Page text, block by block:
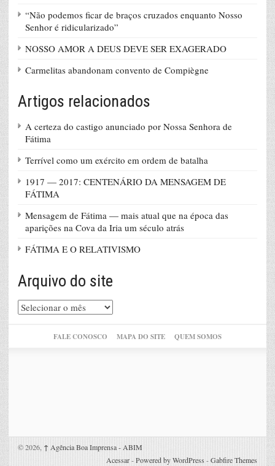
“Não podemos ficar de braços cruzados enquanto Nosso
Senhor é ridicularizado”
NOSSO AMOR A DEUS DEVE SER EXAGERADO
Carmelitas abandonam convento de Compiègne
Artigos relacionados
A certeza do castigo anunciado por Nossa Senhora de
Fátima
Terrível como um exército em ordem de batalha
1917 — 2017: CENTENÁRIO DA MENSAGEM DE
FÁTIMA
Mensagem de Fátima — mais atual que na época das
aparições na Cova da Iria um século atrás
FÁTIMA E O RELATIVISMO
Arquivo do site
Arquivo
do
FALE CONOSCO MAPA DO SITE QUEM SOMOS
© 2026, ↑ Agência Boa Imprensa - ABIM
Acessar-Powered by WordPress -Gabfire Themes